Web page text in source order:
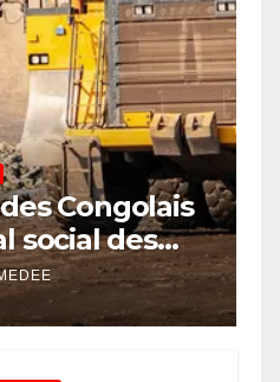
Congolais
social des
: Voici les 5
le Décret